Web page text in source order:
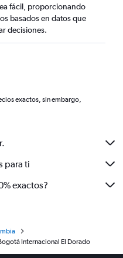
fácil, proporcionando
basados en datos que
decisiones.
exactos, sin embargo,
para ti
exactos?
Internacional El Dorado